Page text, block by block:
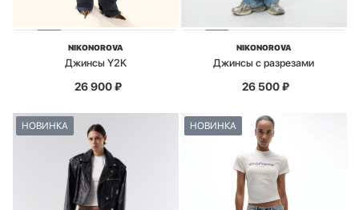
NIKONOROVA
Джинсы Y2K
26 900₽
NIKONOROVA
Джинсы с разрезами
26 500₽
НОВИНКА НОВИНКА